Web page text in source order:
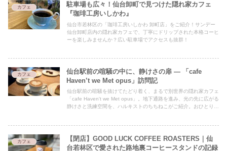
カフェ
駐車場も広々！仙台卸町で見つけた隠れ家カフェ
『珈琲工房いしかわ』
仙台市若林区の「珈琲工房いしかわ 卸町店」をご紹介！サンデー
仙台卸町店内の隠れ家カフェで、丁寧にドリップされた本格コーヒ
ーを楽しみませんか？広い駐車場でアクセスも抜群！
カフェ
仙台駅前の喧騒の中に、静けさの扉 ― 「cafe
Haven’t we Met opus」訪問記
仙台駅前の喧騒を抜けてたどり着く、まるで別世界の隠れ家カフェ
「cafe Haven't we Met opus」。地下通路を進み、光の先に広がる
静けさと洗練空間を、ハルキストのちちねこがご紹介。おひとりさ
カフェ
【閉店】GOOD LUCK COFFEE ROASTERS｜仙
台若林区で愛された路地裏コーヒースタンドの記録